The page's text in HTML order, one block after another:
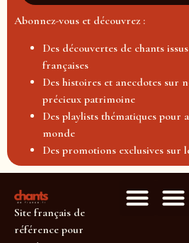
Abonnez-vous et découvrez :
Des découvertes de chants
françaises
Des histoires et anecdotes sur
précieux patrimoine
Des playlists thématiques
monde
Des promotions exclusives sur
Site français de
référence pour